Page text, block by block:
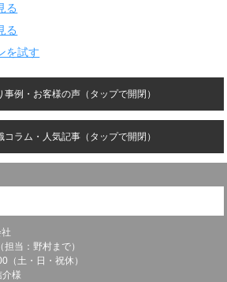
る
る
を試す
例・お客様の声（タップで開閉）
ラム・人気記事（タップで開閉）
当：野村まで）
（土・日・祝休）
様